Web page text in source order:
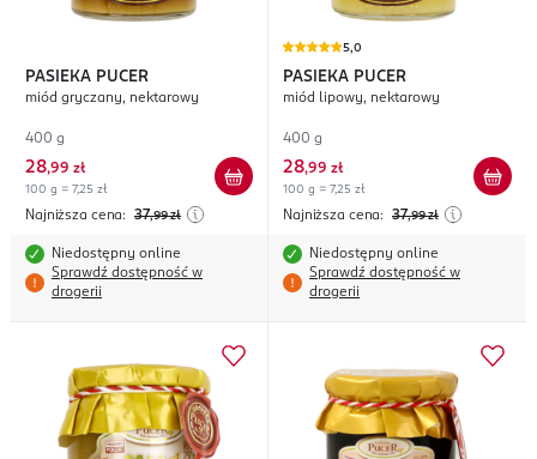
PASIEKA PUCER
miód gryczany, nektarowy
400 g
28,99 zł
100 g = 7,25 zł
Najniższa cena: 37,99 zł
Niedostępny online
Sprawdź dostępność w
drogerii
5,0
PASIEKA PUCER
miód lipowy, nektarowy
400 g
28,99 zł
100 g = 7,25 zł
Najniższa cena: 37,99 zł
Niedostępny online
Sprawdź dostępność w
drogerii